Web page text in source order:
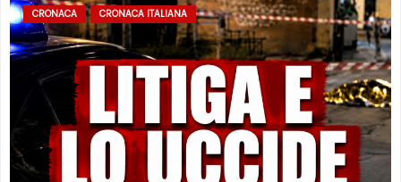
CRONACA CRONACA ITALIANA